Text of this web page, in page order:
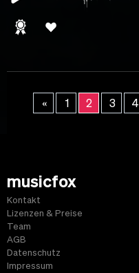
« 1 2 3 4
musicfox
Kontakt
Lizenzen & Preise
Team
AGB
Datenschutz
Impressum